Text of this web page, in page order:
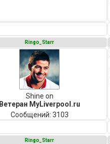
Ringo_Starr
Shine on
Ветеран MyLiverpool.ru
Сообщений: 3103
Ringo_Starr